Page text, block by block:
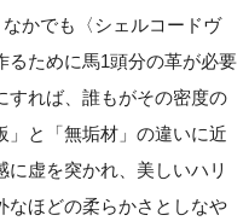
かでも〈シェルコードヴ
るために馬1頭分の革が必要
すれば、誰もがその密度の
」と「無垢材」の違いに近
虚を突かれ、美しいハリ
なほどの柔らかさとしなや